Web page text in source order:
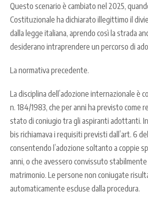
Questo scenario è cambiato nel 2025,
Costituzionale ha dichiarato illegittimo il
dalla legge italiana, aprendo così la strada
desiderano intraprendere un percorso di
La normativa precedente.
La disciplina dell’adozione internazionale è
n. 184/1983, che per anni ha previsto come
stato di coniugio tra gli aspiranti adottanti.
bis richiamava i requisiti previsti dall’art. 6
consentendo l’adozione soltanto a coppie
anni, o che avessero convissuto stabilmente
matrimonio. Le persone non coniugate
automaticamente escluse dalla procedura.